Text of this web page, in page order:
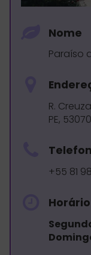
Nome
Paraíso
R.
PE,
+55 81
Horário